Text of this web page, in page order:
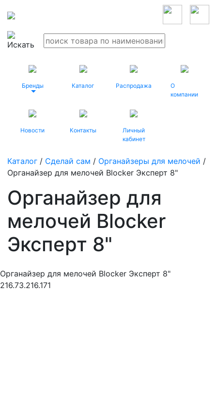
Бренды Каталог Распродажа
О
компании
Новости Контакты
Личный
кабинет
Каталог / Сделай сам / Органайзеры для мелочей /
Органайзер для мелочей Blocker Эксперт 8"
Органайзер для
мелочей Blocker
Эксперт 8"
Органайзер для мелочей Blocker Эксперт 8"
216.73.216.171